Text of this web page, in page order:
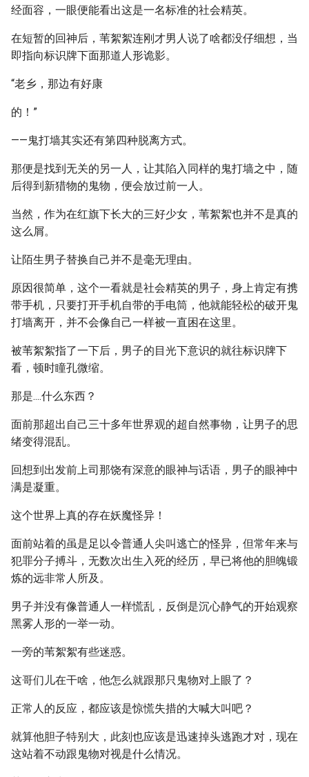
经面容，一眼便能看出这是一名标准的社会精英。
在短暂的回神后，苇絮絮连刚才男人说了啥都没仔细想，当
即指向标识牌下面那道人形诡影。
“老乡，那边有好康
的！”
——鬼打墙其实还有第四种脱离方式。
那便是找到无关的另一人，让其陷入同样的鬼打墙之中，随
后得到新猎物的鬼物，便会放过前一人。
当然，作为在红旗下长大的三好少女，苇絮絮也并不是真的
这么屑。
让陌生男子替换自己并不是毫无理由。
原因很简单，这个一看就是社会精英的男子，身上肯定有携
带手机，只要打开手机自带的手电筒，他就能轻松的破开鬼
打墙离开，并不会像自己一样被一直困在这里。
被苇絮絮指了一下后，男子的目光下意识的就往标识牌下
看，顿时瞳孔微缩。
那是....什么东西？
面前那超出自己三十多年世界观的超自然事物，让男子的思
绪变得混乱。
回想到出发前上司那饶有深意的眼神与话语，男子的眼神中
满是凝重。
这个世界上真的存在妖魔怪异！
面前站着的虽是足以令普通人尖叫逃亡的怪异，但常年来与
犯罪分子搏斗，无数次出生入死的经历，早已将他的胆魄锻
炼的远非常人所及。
男子并没有像普通人一样慌乱，反倒是沉心静气的开始观察
黑雾人形的一举一动。
一旁的苇絮絮有些迷惑。
这哥们儿在干啥，他怎么就跟那只鬼物对上眼了？
正常人的反应，都应该是惊慌失措的大喊大叫吧？
就算他胆子特别大，此刻也应该是迅速掉头逃跑才对，现在
这站着不动跟鬼物对视是什么情况。